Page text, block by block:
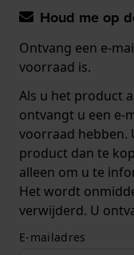
Houd me op
Ontvang een e-
voorraad is.
Als u het product
ontvangt u een e-
voorraad hebben.
product dan te
alleen om u te
Het wordt
verwijderd. U
E-mailadres